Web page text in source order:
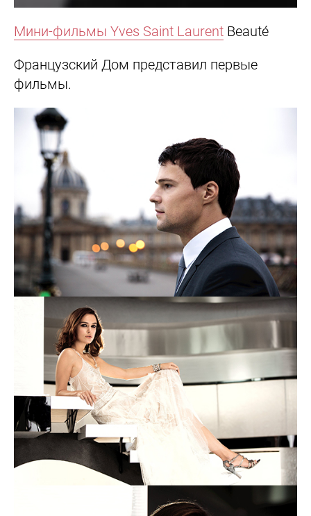
Мини-фильмы Yves Saint Laurent Beauté
Французский Дом представил первые
фильмы.